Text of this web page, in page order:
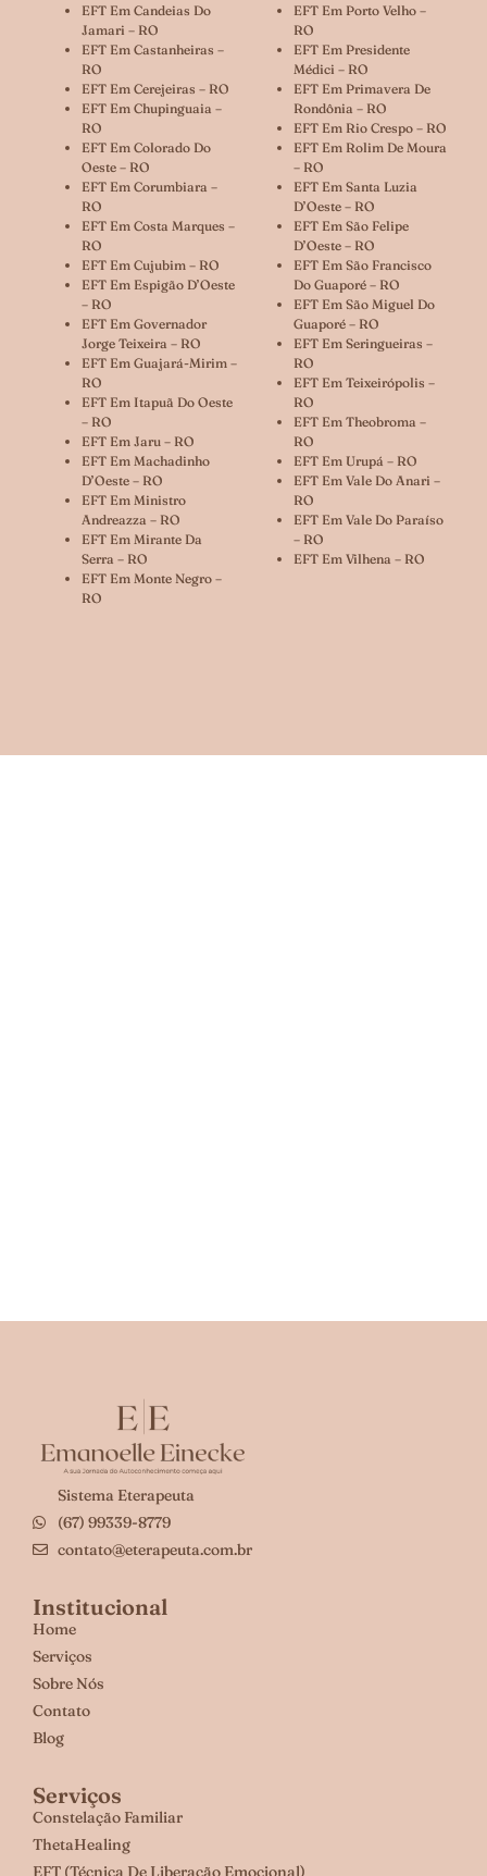
EFT Em Candeias Do
Jamari – RO
EFT Em Castanheiras –
RO
EFT Em Cerejeiras – RO
EFT Em Chupinguaia –
RO
EFT Em Colorado Do
Oeste – RO
EFT Em Corumbiara –
RO
EFT Em Costa Marques –
RO
EFT Em Cujubim – RO
EFT Em Espigão D’Oeste
– RO
EFT Em Governador
Jorge Teixeira – RO
EFT Em Guajará-Mirim –
RO
EFT Em Itapuã Do Oeste
– RO
EFT Em Jaru – RO
EFT Em Machadinho
D’Oeste – RO
EFT Em Ministro
Andreazza – RO
EFT Em Mirante Da
Serra – RO
EFT Em Monte Negro –
RO
EFT Em Porto Velho –
RO
EFT Em Presidente
Médici – RO
EFT Em Primavera De
Rondônia – RO
EFT Em Rio Crespo – RO
EFT Em Rolim De Moura
– RO
EFT Em Santa Luzia
D’Oeste – RO
EFT Em São Felipe
D’Oeste – RO
EFT Em São Francisco
Do Guaporé – RO
EFT Em São Miguel Do
Guaporé – RO
EFT Em Seringueiras –
RO
EFT Em Teixeirópolis –
RO
EFT Em Theobroma –
RO
EFT Em Urupá – RO
EFT Em Vale Do Anari –
RO
EFT Em Vale Do Paraíso
– RO
EFT Em Vilhena – RO
Sistema Eterapeuta
(67) 99339-8779
contato@eterapeuta.com.br
Institucional
Home
Serviços
Sobre Nós
Contato
Blog
Serviços
Constelação Familiar
ThetaHealing
EFT (Técnica De Liberação Emocional)